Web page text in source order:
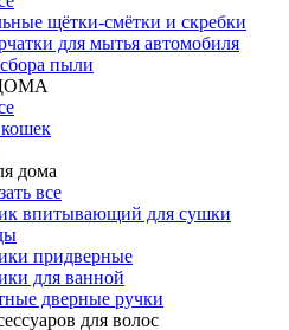
щётки-смётки и скребки
для мытья автомобиля
пыли
дома
все
впитывающий для сушки
придверные
для ванной
дверные ручки
для волос